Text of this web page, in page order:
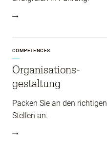
COMPETENCES
Organisations­
gestaltung
Packen Sie an den richtigen
Stellen an.